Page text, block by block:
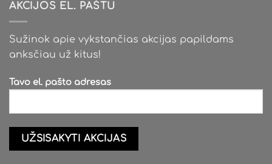
AKCIJOS EL. PAŠTU
Sužinok apie vykstančias akcijas papildams
anksčiau už kitus!
Tavo el. pašto adresas